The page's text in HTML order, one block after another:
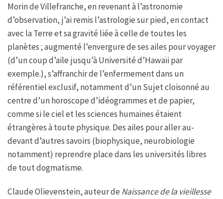
Morin de Villefranche, en revenant à l’astronomie
d’observation, j’ai remis l’astrologie sur pied, en contact
avec la Terre et sa gravité liée à celle de toutes les
planètes ; augmenté l’envergure de ses ailes pour voyager
(d’un coup d’aile jusqu’à Université d’Hawaïi par
exemple.), s’affranchir de l’enfermement dans un
référentiel exclusif, notamment d’un Sujet cloisonné au
centre d’un horoscope d’idéogrammes et de papier,
comme si le ciel et les sciences humaines étaient
étrangères à toute physique. Des ailes pour aller au-
devant d’autres savoirs (biophysique, neurobiologie
notamment) reprendre place dans les universités libres
de tout dogmatisme.
Claude Olievenstein, auteur deNaissance de la vieillesse